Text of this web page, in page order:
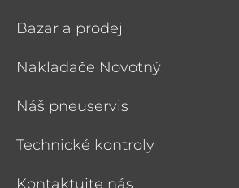
Bazar a prodej
Nakladače Novotný
Náš pneuservis
Technické kontroly
Kontaktujte nás